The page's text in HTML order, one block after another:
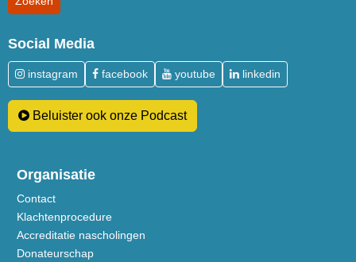
Social Media
instagram facebook youtube linkedin
Beluister ook onze Podcast
Organisatie
Contact
Klachtenprocedure
Accreditatie nascholingen
Donateurschap